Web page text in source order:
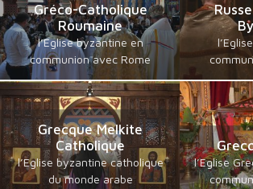
Gréco-Catholique
Roumaine
l’Eglise byzantine en
communion avec Rome
Grecque Melkite
Catholique
l’Eglise byzantine catholique
du monde arabe
l’Eglise